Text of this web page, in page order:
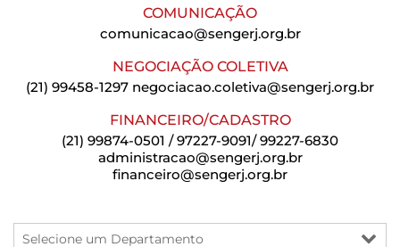
COMUNICAÇÃO
comunicacao@sengerj.org.br
NEGOCIAÇÃO COLETIVA
(21) 99458-1297 negociacao.coletiva@sengerj.org.br
FINANCEIRO/CADASTRO
(21) 99874-0501 / 97227-9091/ 99227-6830
administracao@sengerj.org.br
financeiro@sengerj.org.br